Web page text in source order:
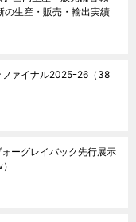
の生産・販売・輸出実績
ァイナル2025ｰ26 （38
ーグレイバック先行展示